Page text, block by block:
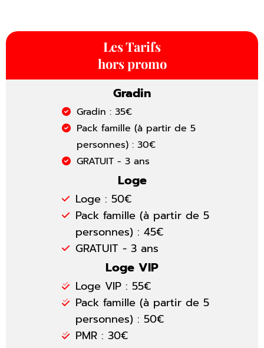
Les Tarifs
hors promo
Gradin
Gradin : 35€
Pack famille (à partir de 5
personnes) : 30€
GRATUIT - 3 ans
Loge
Loge : 50€
Pack famille (à partir de 5
personnes) : 45€
GRATUIT - 3 ans
Loge VIP
Loge VIP : 55€
Pack famille (à partir de 5
personnes) : 50€
PMR : 30€